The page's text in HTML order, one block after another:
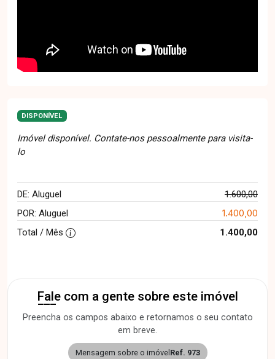
DISPONÍVEL
Imóvel disponível. Contate-nos pessoalmente para visita-
lo
DE: Aluguel
1.600,00
POR: Aluguel
1.400,00
Total / Mês 1.400,00
Fale com a gente sobre este imóvel
Preencha os campos abaixo e retornamos o seu contato
em breve.
Mensagem sobre o imóvelRef. 973